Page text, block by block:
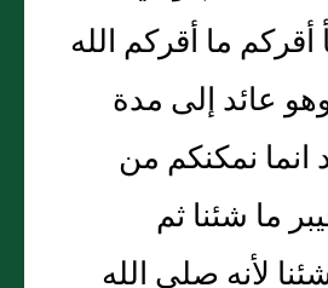
أقركم ما أقركم الله
عائد إلى مدة
انما نمكنكم من
ما شئنا ثم
لأنه صلى الله